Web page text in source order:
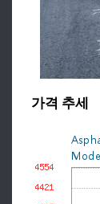
가격 추세